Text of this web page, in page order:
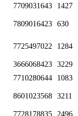
7709031643 1427
7809016423 630
7725497022 1284
3666068423 3229
7710280644 1083
8601023568 3211
7728178835 2496